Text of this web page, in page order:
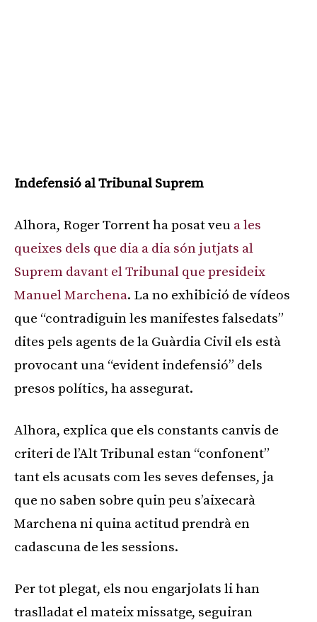
Indefensió al Tribunal Suprem
Alhora, Roger Torrent ha posat veu a les
queixes dels que dia a dia són jutjats al
Suprem davant el Tribunal que presideix
Manuel Marchena. La no exhibició de vídeos
que “contradiguin les manifestes falsedats”
dites pels agents de la Guàrdia Civil els està
provocant una “evident indefensió” dels
presos polítics, ha assegurat.
Alhora, explica que els constants canvis de
criteri de l’Alt Tribunal estan “confonent”
tant els acusats com les seves defenses, ja
que no saben sobre quin peu s’aixecarà
Marchena ni quina actitud prendrà en
cadascuna de les sessions.
Per tot plegat, els nou engarjolats li han
traslladat el mateix missatge, seguiran